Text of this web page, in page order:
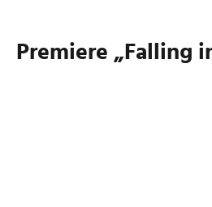
Premiere „Falling